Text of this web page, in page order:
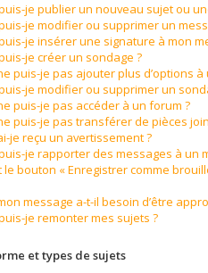
je publier un nouveau sujet ou
je modifier ou supprimer un
je insérer une signature à mon
je créer un sondage ?
puis-je pas ajouter plus d’options à
je modifier ou supprimer un
puis-je pas accéder à un forum ?
puis-je pas transférer de pièces
je reçu un avertissement ?
je rapporter des messages à un
le bouton « Enregistrer comme
message a-t-il besoin d’être
je remonter mes sujets ?
et types de sujets